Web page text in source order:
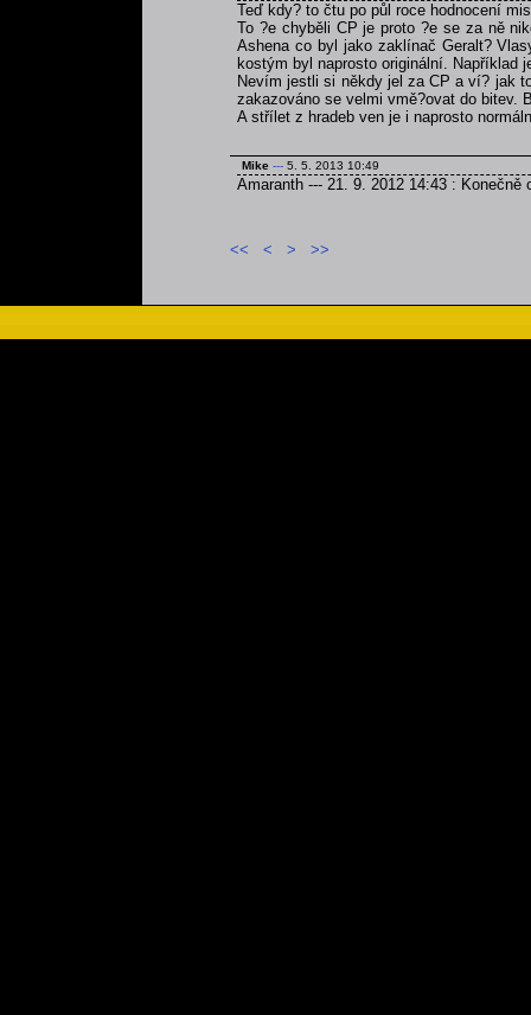
Teď kdy? to čtu po půl roce hodnocení
To ?e chyběli CP je proto ?e se za ně
Ashena co byl jako zaklínač Geralt?
kostým byl naprosto originální. Například
Nevím jestli si někdy jel za CP a ví? jak
zakazováno se velmi vmě?ovat do bitev.
A střílet z hradeb ven je i naprosto
Mike --- 5. 5. 2013 10:49
Amaranth --- 21. 9. 2012 14:43 : Konečně
<< < > >>